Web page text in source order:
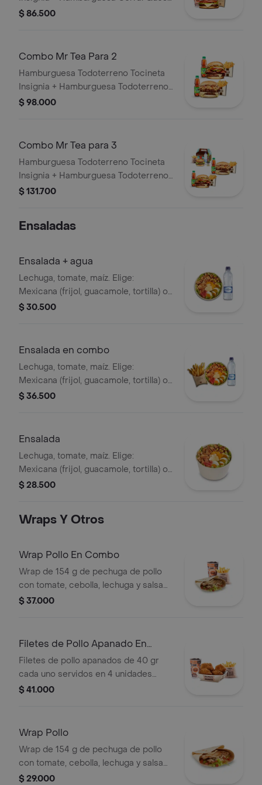
+ 2 papas grandes + 2 bebidas
$ 86.500
Combo Mr Tea Para 2
Hamburguesa Todoterreno Tocineta
Insignia + Hamburguesa Todoterreno
Callejera + 2 papas grandes + 2 Mr
$ 98.000
Combo Mr Tea para 3
Hamburguesa Todoterreno Tocineta
Insignia + Hamburguesa Todoterreno
Callejera + 2 papas grandes + 2 Mr
$ 131.700
Ensaladas
Ensalada + agua
Lechuga, tomate, maíz. Elige:
Mexicana (frijol, guacamole, tortilla) o
Campestre (quesos, huevo, pepinillos)
alimentos de origen animal) + agua
$ 30.500
Ensalada en combo
Lechuga, tomate, maíz. Elige:
Mexicana (frijol, guacamole, tortilla) o
Campestre (quesos, huevo, pepinillos)
alimentos de origen animal) + papas
$ 36.500
Ensalada
Lechuga, tomate, maíz. Elige:
Mexicana (frijol, guacamole, tortilla) o
Campestre (quesos, huevo, pepinillos)
alimentos de origen animal)
$ 28.500
Wraps Y Otros
Wrap Pollo En Combo
Wrap de 154 g de pechuga de pollo
con tomate, cebolla, lechuga y salsa
blanca + papas medianas (corral o en
$ 37.000
Filetes de Pollo Apanado En
Combo
Filetes de pollo apanados de 40 gr
cada uno servidos en 4 unidades
acompañados de miel mostaza +
$ 41.000
Wrap Pollo
Wrap de 154 g de pechuga de pollo
con tomate, cebolla, lechuga y salsa
blanca
$ 29.000